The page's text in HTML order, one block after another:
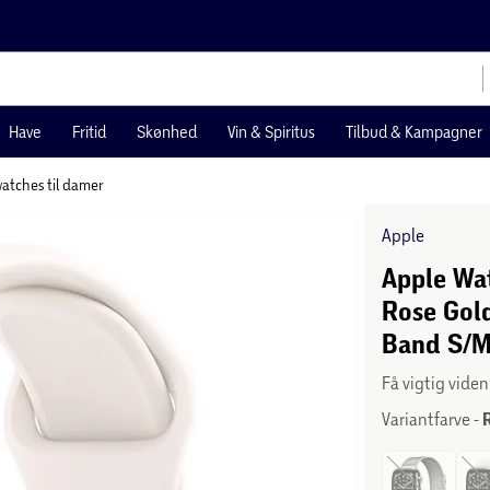
Have Fritid Skønhed Vin & Spiritus Tilbud & Kampagner
til damer
Apple
Apple
Rose
Band S/M
Få vigtig
Variantfarve -